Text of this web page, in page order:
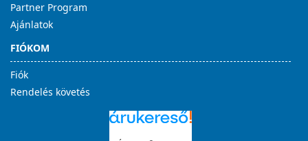
Partner Program
Ajánlatok
FIÓKOM
Fiók
Rendelés követés